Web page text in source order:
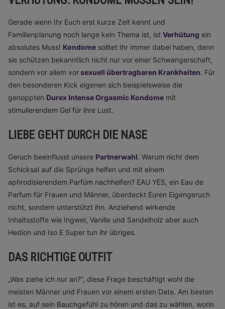
Gerade wenn Ihr Euch erst kurze Zeit kennt und
Familienplanung noch lange kein Thema ist, ist Verhütung ein
absolutes Muss! Kondome solltet Ihr immer dabei haben, denn
sie schützen bekanntlich nicht nur vor einer Schwangerschaft,
sondern vor allem vorsexuell übertragbaren Krankheiten. Für
den besonderen Kick eigenen sich beispielsweise die
genoppten Durex Intense Orgasmic Kondome mit
stimulierendem Gel für ihre Lust.
LIEBE GEHT DURCH DIE NASE
Geruch beeinflusst unsere Partnerwahl. Warum nicht dem
Schicksal auf die Sprünge helfen und mit einem
aphrodisierendem Parfüm nachhelfen? EAU YES, ein Eau de
Parfum für Frauen und Männer, überdeckt Euren Eigengeruch
nicht, sondern unterstützt ihn. Anziehend wirkende
Inhaltsstoffe wie Ingwer, Vanille und Sandelholz aber auch
Hedion und Iso E Super tun ihr übriges.
DAS RICHTIGE OUTFIT
„Was ziehe ich nur an?“, diese Frage beschäftigt wohl die
meisten Männer und Frauen vor einem ersten Date. Am besten
ist es, auf sein Bauchgefühl zu hören und das zu wählen, worin